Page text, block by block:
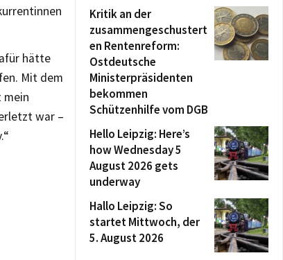
hätte
Mit dem
mein
war –
Kritik an der
zusammengeschustert
en Rentenreform:
Ostdeutsche
Ministerpräsidenten
bekommen
Schützenhilfe vom DGB
Hello Leipzig: Here’s
how Wednesday 5
August 2026 gets
underway
Hallo Leipzig: So
startet Mittwoch, der
5. August 2026